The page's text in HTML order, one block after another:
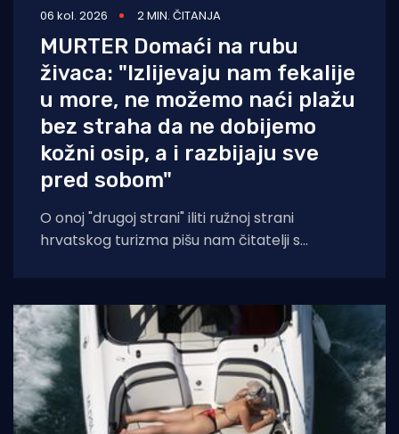
06 kol. 2026 2 MIN. ČITANJA
MURTER Domaći na rubu
živaca: "Izlijevaju nam fekalije
u more, ne možemo naći plažu
bez straha da ne dobijemo
kožni osip, a i razbijaju sve
pred sobom"
O onoj "drugoj strani" iliti ružnoj strani
hrvatskog turizma pišu nam čitatelji s